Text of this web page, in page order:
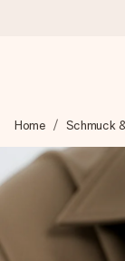
Wir bereiten
blitzschnell –
überreichen
4,8
Home Schmuck